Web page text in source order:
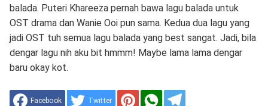
balada. Puteri Khareeza pernah bawa lagu balada untuk
OST drama dan Wanie Ooi pun sama. Kedua dua lagu yang
jadi OST tuh semua lagu balada yang best sangat. Jadi, bila
dengar lagu nih aku bit hmmm! Maybe lama lama dengar
baru okay kot.
Facebook Twitter